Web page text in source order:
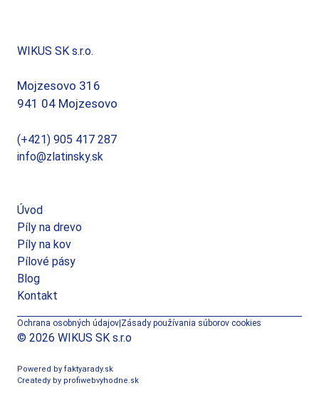
WIKUS SK s.r.o.
Mojzesovo 316
941 04 Mojzesovo
(+421) 905 417 287
info@zlatinsky.sk
Úvod
Píly na drevo
Píly na kov
Pílové pásy
Blog
Kontakt
© 2026 WIKUS SK s.r.o
Ochrana osobných údajov Zásady používania súborov cookies
Createdy by profiwebvyhodne.sk
Powered by faktyarady.sk